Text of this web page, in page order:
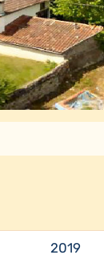
2019